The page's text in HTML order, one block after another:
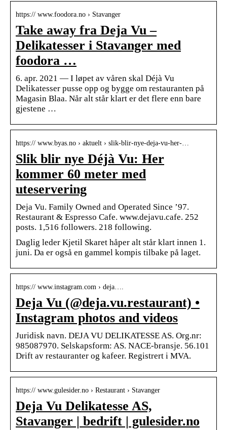
https:// www.foodora.no › Stavanger
Take away fra Deja Vu –
Delikatesser i Stavanger med
foodora …
6. apr. 2021 — I løpet av våren skal Déjà Vu
Delikatesser pusse opp og bygge om restauranten på
Magasin Blaa. Når alt står klart er det flere enn bare
gjestene …
https:// www.byas.no › aktuelt › slik-blir-nye-deja-vu-her-…
Slik blir nye Déjà Vu: Her
kommer 60 meter med
uteservering
Deja Vu. Family Owned and Operated Since ’97.
Restaurant & Espresso Cafe. www.dejavu.cafe. 252
posts. 1,516 followers. 218 following.
Daglig leder Kjetil Skaret håper alt står klart innen 1.
juni. Da er også en gammel kompis tilbake på laget.
https:// www.instagram.com › deja….
Deja Vu (@deja.vu.restaurant) •
Instagram photos and videos
Juridisk navn. DEJA VU DELIKATESSE AS. Org.nr:
985087970. Selskapsform: AS. NACE-bransje. 56.101
Drift av restauranter og kafeer. Registrert i MVA.
https:// www.gulesider.no › Restaurant › Stavanger
Deja Vu Delikatesse AS,
Stavanger | bedrift | gulesider.no